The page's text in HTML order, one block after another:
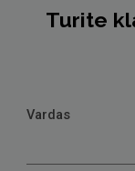
Turite
Vardas